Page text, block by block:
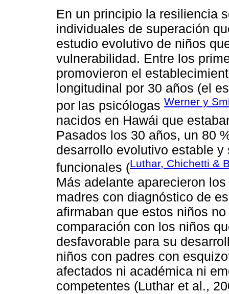
En un principio la resiliencia
individuales de superación
estudio evolutivo de niños
vulnerabilidad. Entre los
promovieron el
longitudinal por 30 años (el
por las psicólogas Werner y
nacidos en Hawái que
Pasados los 30 años, un 80
desarrollo evolutivo estable
funcionales (Luthar, Chichetti &
Más adelante aparecieron
madres con diagnóstico de
afirmaban que estos niños
comparación con los niños
desfavorable para su
niños con padres con
afectados ni académica ni
competentes (Luthar et al.,